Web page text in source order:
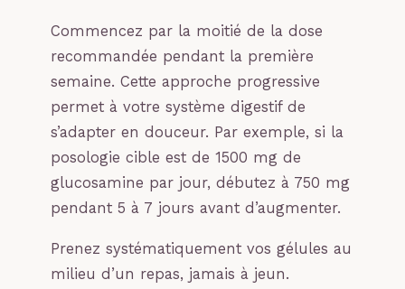
Commencez par la moitié de la dose
recommandée pendant la première
semaine. Cette approche progressive
permet à votre système digestif de
s’adapter en douceur. Par exemple, si la
posologie cible est de 1500 mg de
glucosamine par jour, débutez à 750 mg
pendant 5 à 7 jours avant d’augmenter.
Prenez systématiquement vos gélules au
milieu d’un repas, jamais à jeun.